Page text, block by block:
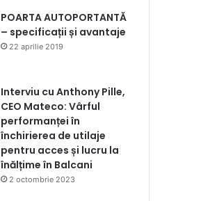
POARTA AUTOPORTANTĂ
– specificații și avantaje
22 aprilie 2019
Interviu cu Anthony Pille,
CEO Mateco: Vârful
performanței în
închirierea de utilaje
pentru acces și lucru la
înălțime în Balcani
2 octombrie 2023